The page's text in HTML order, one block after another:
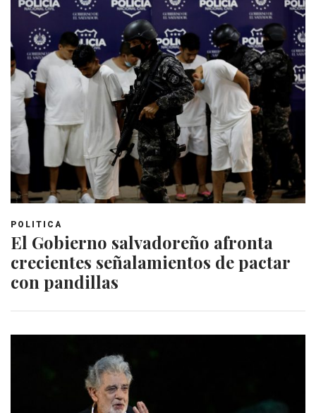
POLITICA
El Gobierno salvadoreño afronta
crecientes señalamientos de pactar
con pandillas